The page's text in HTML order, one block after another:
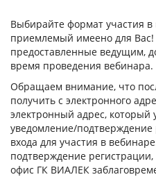
Выбирайте формат участия
приемлемый имеено для
предоставленные ведущим,
время проведения вебинара.
Обращаем внимание, что
получить с электронного
электронный адрес, который
уведомление/подтверждение
входа для участия в
подтверждение
офис ГК ВИАЛЕК